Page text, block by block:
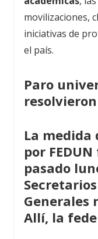
movilizaciones,
iniciativas de
el país.
Paro
La medida
por
pasado
Generales
Allí, la